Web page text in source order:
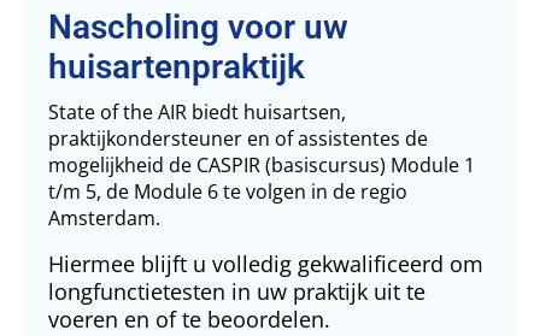
Nascholing voor uw
huisartenpraktijk
State of the AIR biedt huisartsen,
praktijkondersteuner en of assistentes de
mogelijkheid de CASPIR (basiscursus) Module 1
t/m 5, de Module 6 te volgen in de regio
Amsterdam.
Hiermee blijft u volledig gekwalificeerd om
longfunctietesten in uw praktijk uit te
voeren en of te beoordelen.